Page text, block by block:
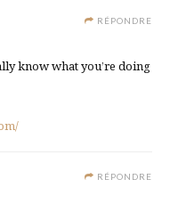
RÉPONDRE
know what you’re doing
RÉPONDRE